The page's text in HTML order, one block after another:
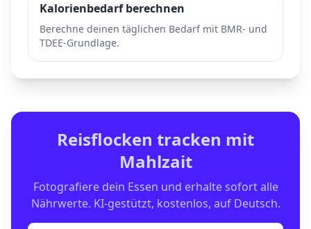
Kalorienbedarf berechnen
Berechne deinen täglichen Bedarf mit BMR- und
TDEE-Grundlage.
Reisflocken tracken mit
Mahlzait
Fotografiere dein Essen und erhalte sofort alle
Nährwerte. KI-gestützt, kostenlos, auf Deutsch.